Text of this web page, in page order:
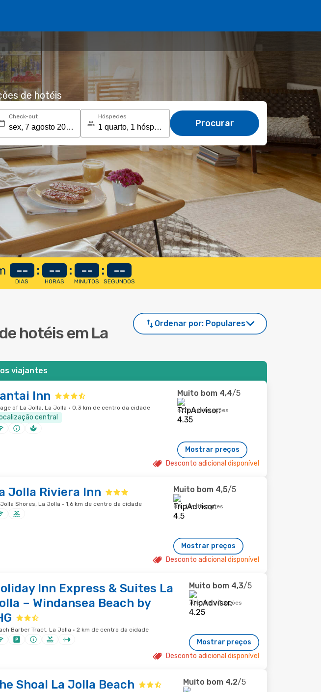
de hotéis
Check-out Hóspedes
Procurar
--
DIAS
: --
HORAS
: --
MINUTOS
: --
SEGUNDOS
hotéis em La
Ordenar por: Populares
viajantes
Inn
of La Jolla, La Jolla · 0,3 km de centro da cidade
central
Muito bom 4,4/5
677 classificações
Mostrar preços
Desconto adicional disponível
Jolla Riviera Inn
Shores, La Jolla · 1,6 km de centro da cidade
Muito bom 4,5/5
83 classificações
Mostrar preços
Desconto adicional disponível
Inn Express & Suites La
– Windansea Beach by
Barber Tract, La Jolla · 2 km de centro da cidade
Muito bom 4,3/5
705 classificações
Mostrar preços
Desconto adicional disponível
Shoal La Jolla Beach Muito bom 4,2/5